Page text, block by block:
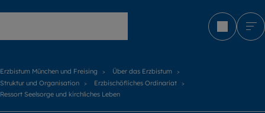
Erzbistum München und Freising
Über das Erzbistum
Struktur und Organisation
Erzbischöfliches Ordinariat
Ressort Seelsorge und kirchliches Leben